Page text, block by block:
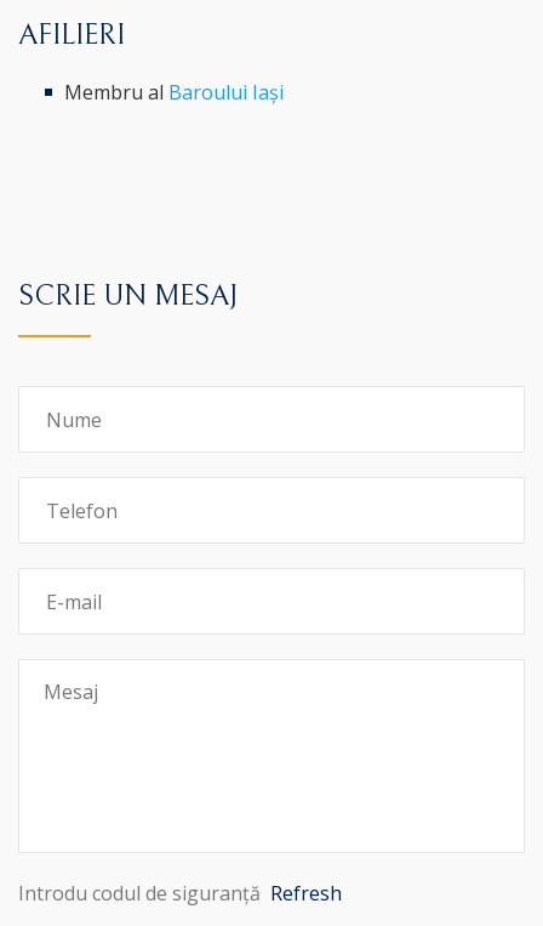
AFILIERI
Membru al Baroului Iași
SCRIE UN MESAJ
Introdu codul de siguranță Refresh